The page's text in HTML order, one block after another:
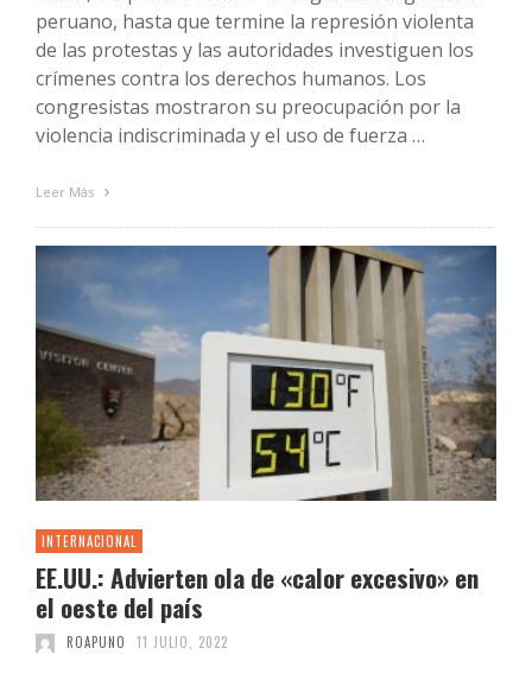
peruano, hasta que termine la represión violenta
de las protestas y las autoridades investiguen los
crímenes contra los derechos humanos. Los
congresistas mostraron su preocupación por la
violencia indiscriminada y el uso de fuerza …
Leer Más
INTERNACIONAL
EE.UU.: Advierten ola de «calor excesivo» en
el oeste del país
ROAPUNO 11 JULIO, 2022